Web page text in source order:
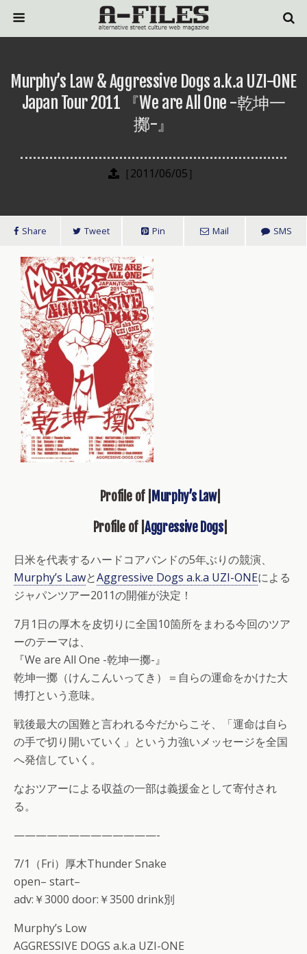
Murphy’s Law & Aggressive Dogs a.k.a UZI-ONE
Japan Tour 2011 『We are All One -乾坤一
擲-』
［2011/06/05］
Share Tweet Pin Mail SMS
Profile of | Murphy’s Law|
Profile of |Aggressive Dogs|
日米を代表するハードコアバンドの5年ぶりの競演、
Murphy’s LawとAggressive Dogs a.k.a UZI-ONEによる
ジャパンツアー2011の開催が決定！
7月1日の厚木を皮切りに全国10箇所をまわる今回のツア
ーのテーマは、
『We are All One -乾坤一擲-』
乾坤一擲（けんこんいってき）＝自らの運命をかけた大
博打という意味。
戦後最大の国難と言われる今だからこそ、「運命は自ら
の手で切り開いていく」という力強いメッセージを全国
へ発信していく。
なおツアーによる収益の一部は義援金として寄付され
る。
—————————————-
7/1（Fri）厚木Thunder Snake
open– start–
adv:￥3000 door:￥3500 drink別
Murphy’s Low
AGGRESSIVE DOGS a.k.a UZI-ONE